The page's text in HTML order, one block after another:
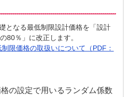
となる最低制限設計価格を「設計
80％」に改正します。
限価格の取扱いについて（PDF：
の設定で用いるランダム係数